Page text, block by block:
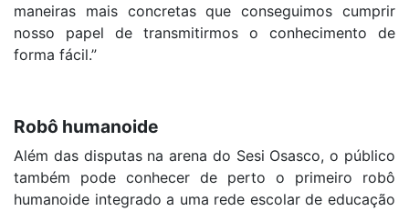
maneiras mais concretas que conseguimos cumprir
nosso papel de transmitirmos o conhecimento de
forma fácil.”
Robô humanoide
Além das disputas na arena do Sesi Osasco, o público
também pode conhecer de perto o primeiro robô
humanoide integrado a uma rede escolar de educação